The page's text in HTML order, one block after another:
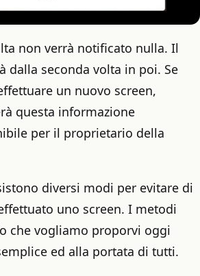
non verrà notificato nulla. Il
dalla seconda volta in poi. Se
un nuovo screen,
questa informazione
per il proprietario della
diversi modi per evitare di
uno screen. I metodi
che vogliamo proporvi oggi
ed alla portata di tutti.